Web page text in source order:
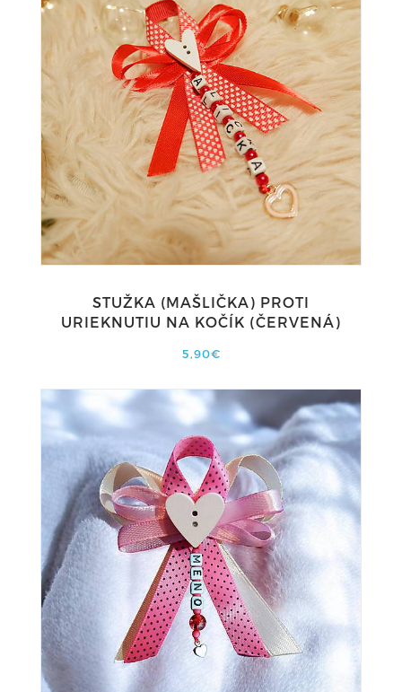
STUŽKA (MAŠLIČKA) PROTI
URIEKNUTIU NA KOČÍK (ČERVENÁ)
5,90€